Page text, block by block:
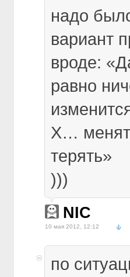
надо
вариант
вроде:
равно
Х…
терять»
)))
NIC
10 мая 2012, 12:12
по